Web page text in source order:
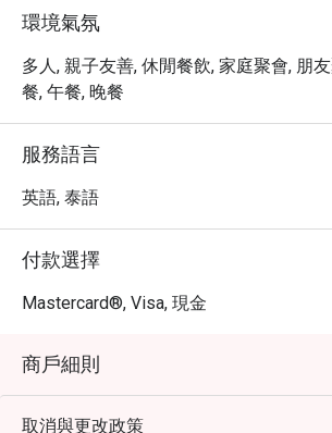
色料理，絕對讓您的味蕾留下深刻印象。
・ 透過 Eatigo 預訂 SAENG DARA
and Villa Phuket，您將享有獨家優惠，
扣，以最超值的價格，體驗高品質的餐
環境氣氛
多人, 親子友善, 休閒餐飲, 家庭聚會, 朋
餐, 午餐, 晚餐
服務語言
英語, 泰語
付款選擇
Mastercard®, Visa, 現金
商戶細則
取消與更改政策